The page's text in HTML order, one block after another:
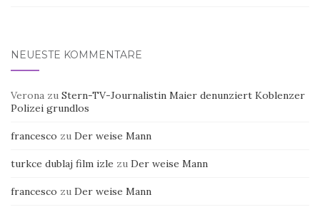
NEUESTE KOMMENTARE
Verona zu Stern-TV-Journalistin Maier denunziert Koblenzer
Polizei grundlos
francesco zu Der weise Mann
turkce dublaj film izle zu Der weise Mann
francesco zu Der weise Mann